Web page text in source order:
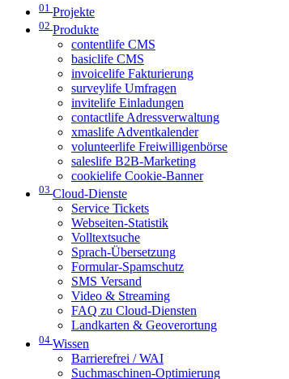
01 Projekte
02 Produkte
contentlife CMS
basiclife CMS
invoicelife Fakturierung
surveylife Umfragen
invitelife Einladungen
contactlife Adressverwaltung
xmaslife Adventkalender
volunteerlife Freiwilligenbörse
saleslife B2B-Marketing
cookielife Cookie-Banner
03 Cloud-Dienste
Service Tickets
Webseiten-Statistik
Volltextsuche
Sprach-Übersetzung
Formular-Spamschutz
SMS Versand
Video & Streaming
FAQ zu Cloud-Diensten
Landkarten & Geoverortung
04 Wissen
Barrierefrei / WAI
Suchmaschinen-Optimierung